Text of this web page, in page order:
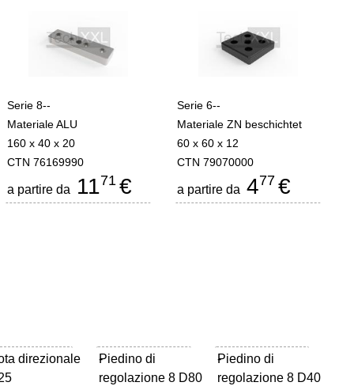
Serie 8--
Materiale ALU
160 x 40 x 20
CTN 76169990
a partire da 1171 €
Serie 6--
Materiale ZN beschichtet
60 x 60 x 12
CTN 79070000
a partire da 477 €
direzionale
Piedino di
regolazione 8 D80
-
Piedino di
regolazione 8 D40
-